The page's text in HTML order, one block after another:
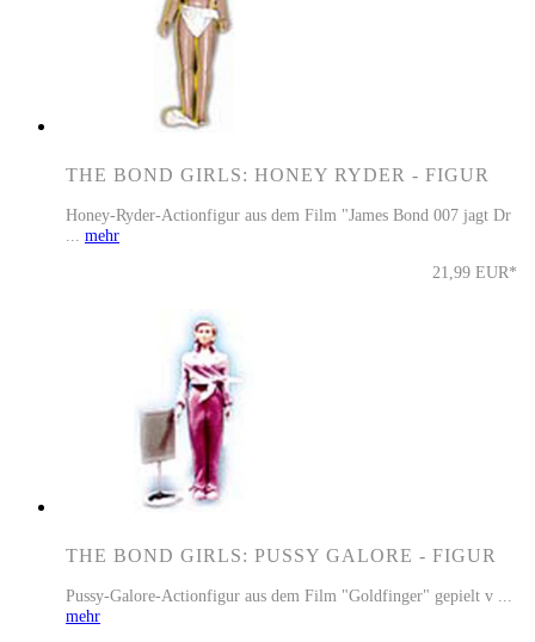
THE BOND GIRLS: HONEY RYDER - FIGUR
Honey-Ryder-Actionfigur aus dem Film "James Bond 007 jagt Dr
mehr
21,99 EUR*
THE BOND GIRLS: PUSSY GALORE - FIGUR
Pussy-Galore-Actionfigur aus dem Film "Goldfinger" gepielt v ...
mehr